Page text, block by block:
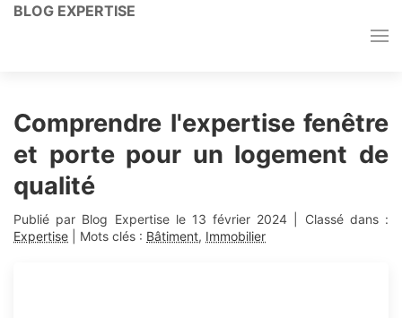
BLOG EXPERTISE
Comprendre l'expertise fenêtre
et porte pour un logement de
qualité
Publié par Blog Expertise le 13 février 2024
| Classé dans :
Expertise | Mots clés : Bâtiment, Immobilier